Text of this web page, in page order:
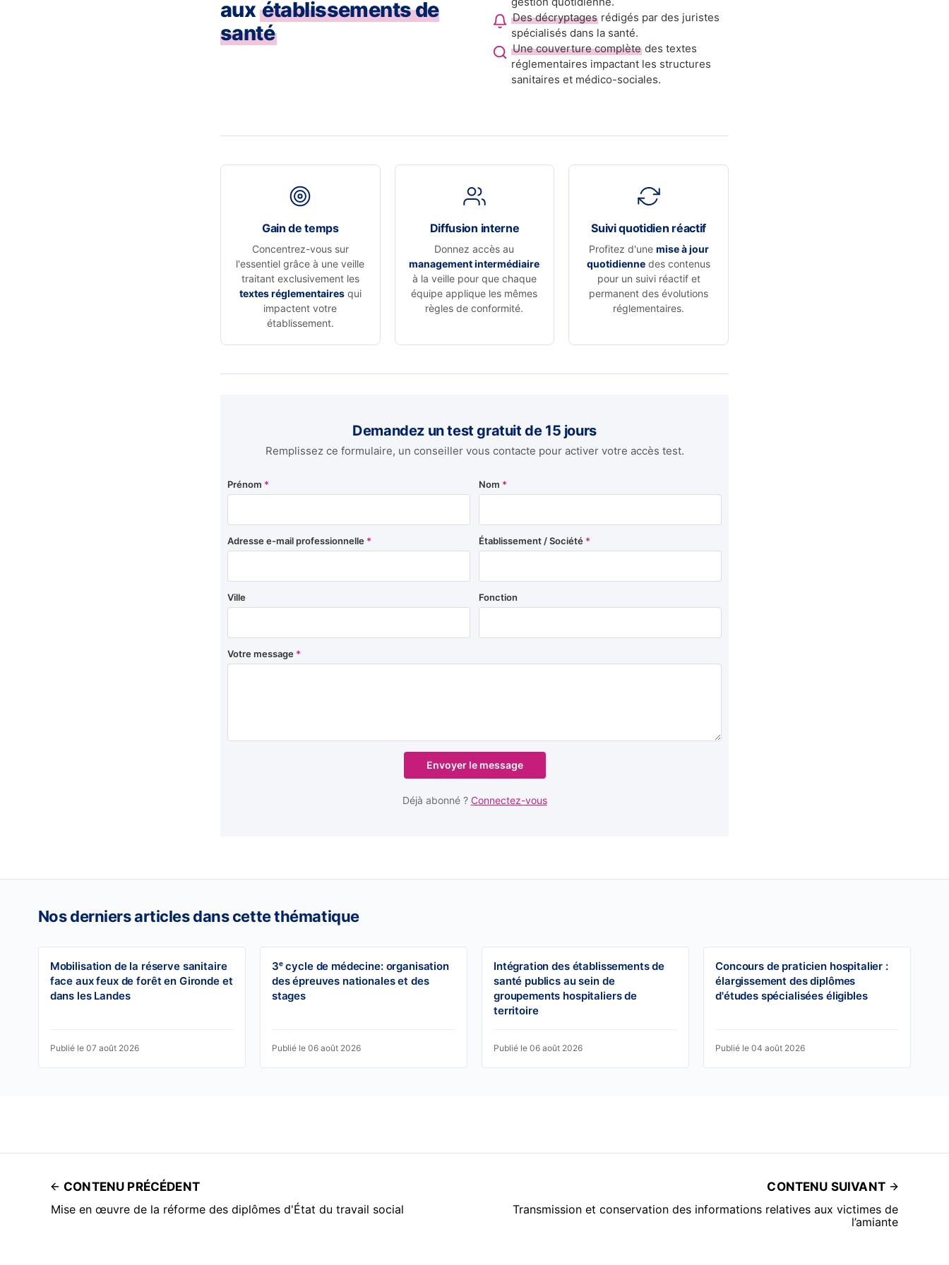
aux établissements de
santé
Des décryptages rédigés par des juristes
spécialisés dans la santé.
Une couverture complète des textes
réglementaires impactant les structures
sanitaires et médico-sociales.
Gain de temps
Concentrez-vous sur
l'essentiel grâce à une veille
traitant exclusivement les
textes réglementairesqui
impactent votre
établissement.
Diffusion interne
Donnez accès au
management intermédiaire
à la veille pour que chaque
équipe applique les mêmes
règles de conformité.
Suivi quotidien réactif
Profitez d'une mise à jour
quotidienne des contenus
pour un suivi réactif et
permanent des évolutions
réglementaires.
Demandez un test gratuit de 15 jours
Remplissez ce formulaire, un conseiller vous contacte pour activer votre accès test.
Prénom * Nom *
Adresse e-mail professionnelle * Établissement / Société *
Ville Fonction
Votre message *
Envoyer le message
Déjà abonné ? Connectez-vous
Nos derniers articles dans cette thématique
Mobilisation de la réserve sanitaire
face aux feux de forêt en Gironde et
dans les Landes
Publié le 07 août 2026
3ᵉ cycle de médecine: organisation
des épreuves nationales et des
stages
Publié le 06 août 2026
Intégration des établissements de
santé publics au sein de
groupements hospitaliers de
territoire
Publié le 06 août 2026
Concours de praticien hospitalier :
élargissement des diplômes
d'études spécialisées éligibles
Publié le 04 août 2026
CONTENU PRÉCÉDENT
Mise en œuvre de la réforme des diplômes d'État du travail social
CONTENU SUIVANT
Transmission et conservation des informations relatives aux victimes de
l’amiante